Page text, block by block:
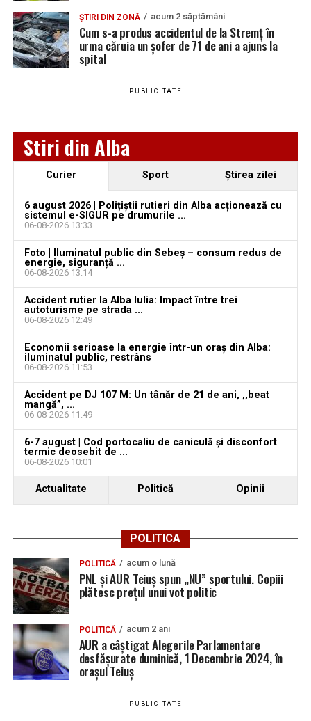
Ultimele știri din Teiuș
Jaf de peste 300.000 de euro, la Teiuș. Familia
august 2026. AJOFM Alba a publicat lista posturilor
vacante
Locuri de muncă în Galda de Jos, disponibile la 4
vacante
Locuri de muncă în Teiuș, disponibile la 4 august
2026. AJOFM Alba a publicat lista posturilor
vacante
Bărbat de 30 de ani din Galda de Jos, reținut după
ce și-ar fi agresat și violat partenera
ȘTIRI DIN ZONĂ acum 2 săptămâni
Cum s-a produs accidentul de la Stremț în
urma căruia un șofer de 71 de ani a ajuns la
spital
PUBLICITATE
Stiri din Alba
Curier Sport Ştirea zilei
6 august 2026 | Polițiștii rutieri din Alba acționează cu
sistemul e-SIGUR pe drumurile ...
06-08-2026 13:33
Foto | Iluminatul public din Sebeș – consum redus de
energie, siguranță ...
06-08-2026 13:14
Accident rutier la Alba Iulia: Impact între trei
autoturisme pe strada ...
06-08-2026 12:49
Economii serioase la energie într-un oraș din Alba:
iluminatul public, restrâns
06-08-2026 11:53
Accident pe DJ 107 M: Un tânăr de 21 de ani, ,,beat
mangă”, ...
06-08-2026 11:49
6-7 august | Cod portocaliu de caniculă și disconfort
termic deosebit de ...
06-08-2026 10:01
Actualitate Politică Opinii
POLITICA
POLITICĂ acum o lună
PNL și AUR Teiuș spun „NU” sportului. Copiii
plătesc prețul unui vot politic
POLITICĂ acum 2 ani
AUR a câștigat Alegerile Parlamentare
desfășurate duminică, 1 Decembrie 2024, în
orașul Teiuș
PUBLICITATE